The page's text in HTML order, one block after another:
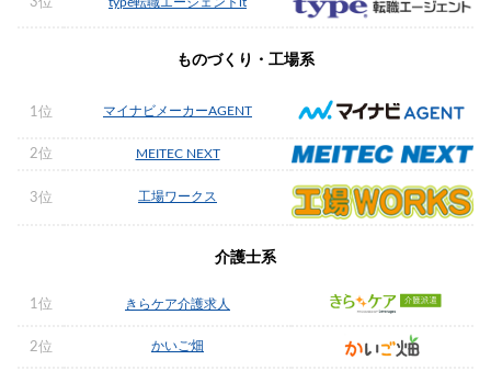
ものづくり・工場系
1位 マイナビメーカーAGENT
2位 MEITEC NEXT
3位 工場ワークス
介護士系
1位 きらケア介護求人
2位 かいご畑